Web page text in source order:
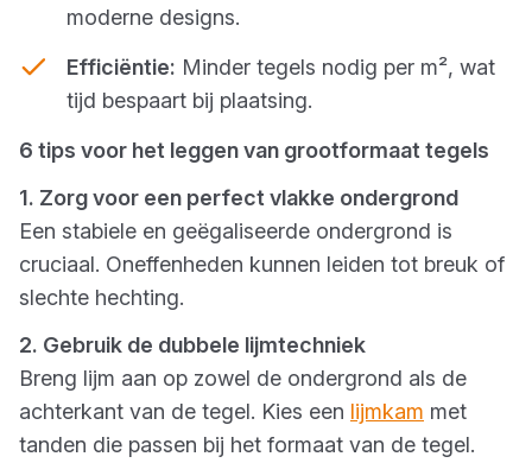
moderne designs.
Efficiëntie: Minder tegels nodig per m², wat
tijd bespaart bij plaatsing.
6 tips voor het leggen van grootformaat tegels
1. Zorg voor een perfect vlakke ondergrond
Een stabiele en geëgaliseerde ondergrond is
cruciaal. Oneffenheden kunnen leiden tot breuk of
slechte hechting.
2. Gebruik de dubbele lijmtechniek
Breng lijm aan op zowel de ondergrond als de
achterkant van de tegel. Kies een lijmkam met
tanden die passen bij het formaat van de tegel.